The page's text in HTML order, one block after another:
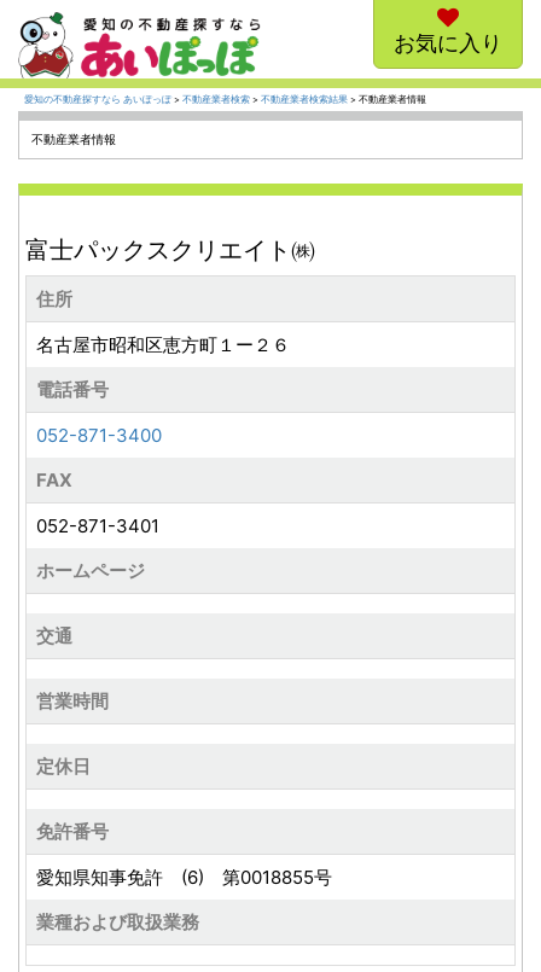
お気に入り
愛知の不動産探すなら あいぽっぽ> 不動産業者検索 > 不動産業者検索結果 > 不動産業者情報
不動産業者情報
富士パックスクリエイト㈱
住所
名古屋市昭和区恵方町１ー２６
電話番号
052-871-3400
FAX
052-871-3401
ホームページ
交通
営業時間
定休日
免許番号
愛知県知事免許 (6) 第0018855号
業種および取扱業務